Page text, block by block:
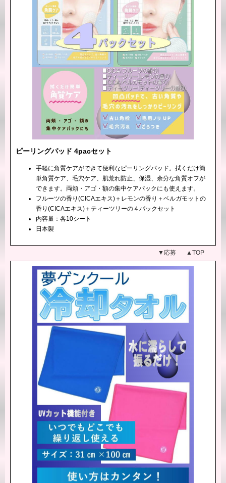
ピーリングパッド 4pacセット
手軽に角質ケアができて便利なピーリングパッド。拭くだけ簡
単角質ケア、毛穴ケア、肌荒れ防止、保湿、余分な角質オフが
できます。両頬・アゴ・額の集中ケアパックにも使えます。
フルーツの香り(CICAエキス)＋レモンの香り＋ベルガモットの
香り(CICAエキス)＋ティーツリーの４パックセット
内容量：各10シート
日本製
▼応募 ▲TOP